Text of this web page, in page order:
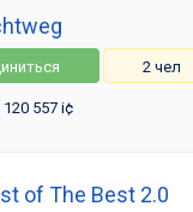
2 чел
120 557 i¢
of The Best 2.0